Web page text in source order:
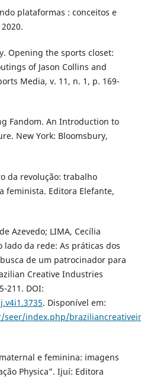
plataformas : conceitos e
Opening the sports closet:
of Jason Collins and
Media, v. 11, n. 1, p. 169-
Fandom. An Introduction to
New York: Bloomsbury,
da revolução: trabalho
feminista. Editora Elefante,
Azevedo; LIMA, Cecília
da rede: As práticas dos
de um patrocinador para
Creative Industries
211. DOI:
. Disponível em:
seer/index.php/
maternal e feminina: imagens
Physica”. Ijuí: Editora